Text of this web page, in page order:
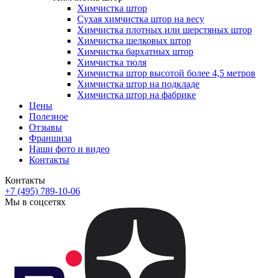
Химчистка штор
Сухая химчистка штор на весу
Химчистка плотных или шерстяных штор
Химчистка шелковых штор
Химчистка бархатных штор
Химчистка тюля
Химчистка штор высотой более 4,5 метров
Химчистка штор на подкладе
Химчистка штор на фабрике
Цены
Полезное
Отзывы
Франшиза
Наши фото и видео
Контакты
Контакты
+7 (495) 789-10-06
Мы в соцсетях